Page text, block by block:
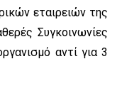
εταιρειών της
Συγκοινωνίες
αντί για 3